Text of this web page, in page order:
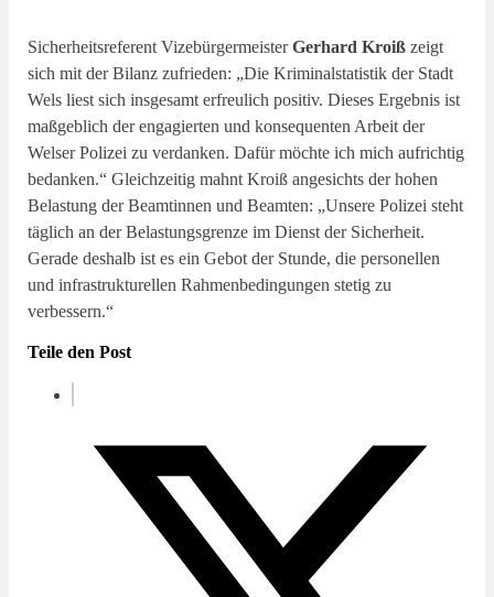
Sicherheitsreferent VizebürgermeisterGerhard Kroiß zeigt
sich mit der Bilanz zufrieden: „Die Kriminalstatistik der Stadt
Wels liest sich insgesamt erfreulich positiv. Dieses Ergebnis ist
maßgeblich der engagierten und konsequenten Arbeit der
Welser Polizei zu verdanken. Dafür möchte ich mich aufrichtig
bedanken.“ Gleichzeitig mahnt Kroiß angesichts der hohen
Belastung der Beamtinnen und Beamten: „Unsere Polizei steht
täglich an der Belastungsgrenze im Dienst der Sicherheit.
Gerade deshalb ist es ein Gebot der Stunde, die personellen
und infrastrukturellen Rahmenbedingungen stetig zu
verbessern.“
Teile den Post